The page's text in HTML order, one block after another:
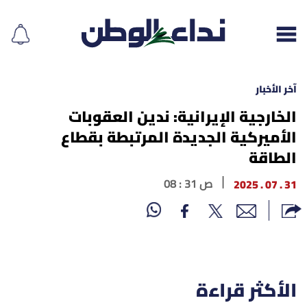
إقرأ الجريدة
لبنان
الغلاف
محليات
آخر الأخبار
الخارجية الإيرانية: ندين العقوبات
الأميركية الجديدة المرتبطة بقطاع
الطاقة
31 . 07 . 2025 08 : 31 ص
الأكثر قراءة